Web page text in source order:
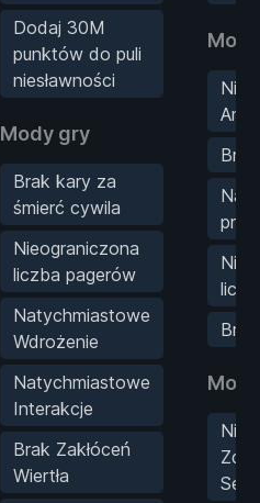
Dodaj 30M
punktów do puli
niesławności
Mody gry
Brak kary za
śmierć cywila
Nieograniczona
liczba pagerów
Natychmiastowe
Wdrożenie
Natychmiastowe
Interakcje
Brak Zakłóceń
Wiertła